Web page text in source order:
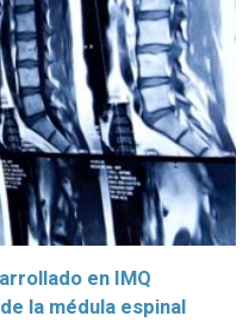
en IMQ
la médula espinal